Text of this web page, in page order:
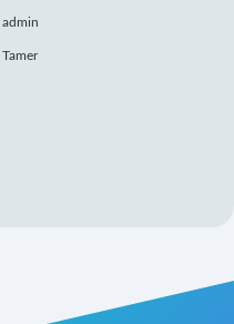
admin
Tamer